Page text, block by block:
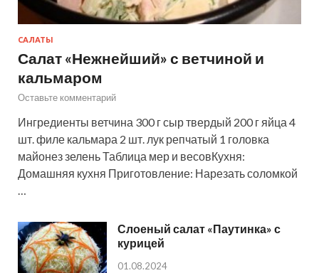
САЛАТЫ
Салат «Нежнейший» с ветчиной и
кальмаром
Оставьте комментарий
Ингредиенты ветчина 300 г сыр твердый 200 г яйца 4
шт. филе кальмара 2 шт. лук репчатый 1 головка
майонез зелень Таблица мер и весовКухня:
Домашняя кухня Приготовление: Нарезать соломкой
…
Слоеный салат «Паутинка» с
курицей
01.08.2024